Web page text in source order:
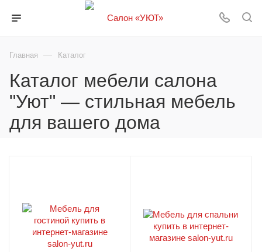
Главная — Каталог
Каталог мебели салона
"Уют" — стильная мебель
для вашего дома